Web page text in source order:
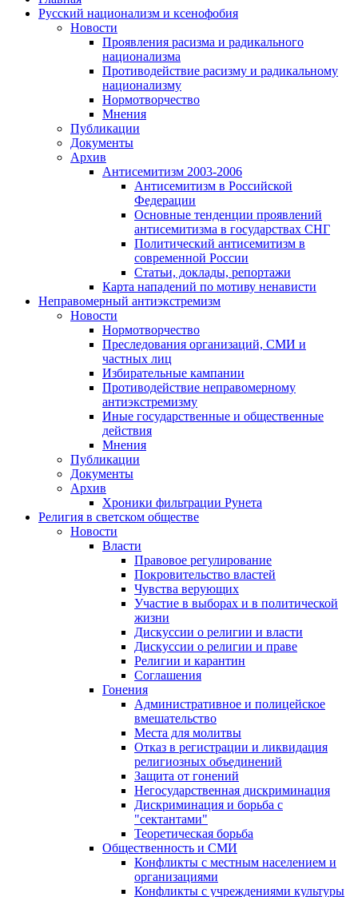
Русский национализм и ксенофобия
Новости
Проявления расизма и радикального
национализма
Противодействие расизму и радикальному
национализму
Нормотворчество
Мнения
Публикации
Документы
Архив
Антисемитизм 2003-2006
Антисемитизм в Российской
Федерации
Основные тенденции проявлений
антисемитизма в государствах СНГ
Политический антисемитизм в
современной России
Статьи, доклады, репортажи
Карта нападений по мотиву ненависти
Неправомерный антиэкстремизм
Новости
Нормотворчество
Преследования организаций, СМИ и
частных лиц
Избирательные кампании
Противодействие неправомерному
антиэкстремизму
Иные государственные и общественные
действия
Мнения
Публикации
Документы
Архив
Хроники фильтрации Рунета
Религия в светском обществе
Новости
Власти
Правовое регулирование
Покровительство властей
Чувства верующих
Участие в выборах и в политической
жизни
Дискуссии о религии и власти
Дискуссии о религии и праве
Религии и карантин
Соглашения
Гонения
Административное и полицейское
вмешательство
Места для молитвы
Отказ в регистрации и ликвидация
религиозных объединений
Защита от гонений
Негосударственная дискриминация
Дискриминация и борьба с
"сектантами"
Теоретическая борьба
Общественность и СМИ
Конфликты с местным населением и
организациями
Конфликты с учреждениями культуры